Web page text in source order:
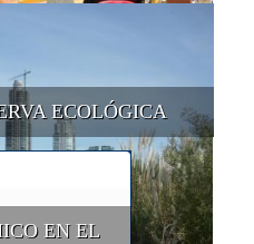
ECOLÓGICA
EN EL